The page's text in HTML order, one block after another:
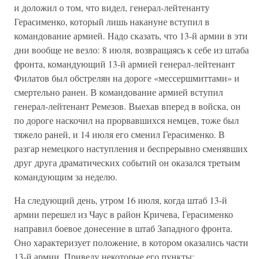
и доложил о том, что видел, генерал-лейтенанту
Герасименко, который лишь накануне вступил в
командование армией. Надо сказать, что 13-й армии в эти
дни вообще не везло: 8 июля, возвращаясь к себе из штаба
фронта, командующий 13-й армией генерал-лейтенант
Филатов был обстрелян на дороге «мессершмиттами» и
смертельно ранен. В командование армией вступил
генерал-лейтенант Ремезов. Выехав вперед в войска, он
по дороге наскочил на прорвавшихся немцев, тоже был
тяжело раней, и 14 июля его сменил Герасименко. В
разгар немецкого наступления и беспрерывно сменявших
друг друга драматических событий он оказался третьим
командующим за неделю.
На следующий день, утром 16 июля, когда штаб 13-й
армии перешел из Чаус в район Кричева, Герасименко
направил боевое донесение в штаб Западного фронта.
Оно характеризует положение, в котором оказались части
13-й армии. Приведу некоторые его пункты: